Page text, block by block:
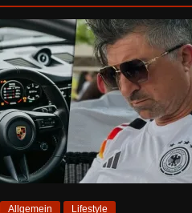
Allgemein Lifestyle